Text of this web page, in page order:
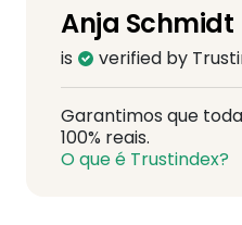
Anja Schmidt
is verified by
Garantimos que
100% reais.
O que é Trustindex?